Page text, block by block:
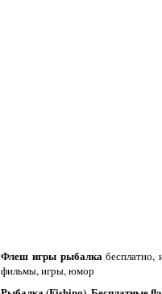
Флеш игры рыбалкабесплатно,
фильмы, игры, юмор